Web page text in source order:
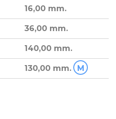
16,00 mm.
36,00 mm.
140,00 mm.
130,00 mm. M